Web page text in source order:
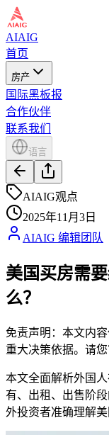
AIAIG
首页
房产
国际黑板报
合作伙伴
联系我们
语言
AIAIG观点
2025年11月3日
AIAIG 编辑团队
美国买房需
么？
免责声明：本文内
重大决策依据。请
本文全面解析外国
有、出租、出售阶
外投资者准确理解美